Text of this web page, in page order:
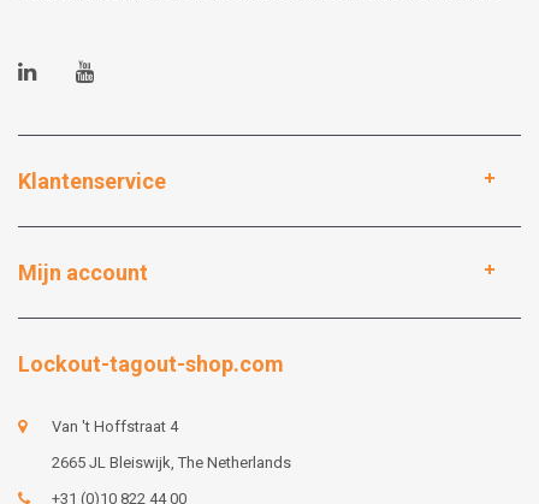
Klantenservice
Mijn account
Lockout-tagout-shop.com
Van 't Hoffstraat 4
2665 JL Bleiswijk, The Netherlands
+31 (0)10 822 44 00